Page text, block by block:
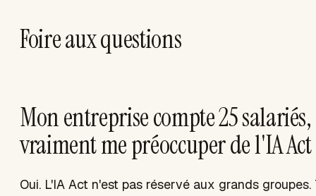
Foire aux questions
Mon entreprise compte 25
vraiment me préoccuper de l'IA Act
Oui. L'IA Act n'est pas réservé aux grands